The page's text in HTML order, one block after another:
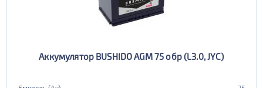
Аккумулятор BUSHIDO AGM 75 обр (L3.0, JYC)